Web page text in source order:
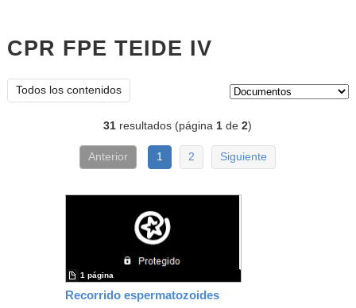
CPR FPE TEIDE IV
Todos los contenidos
31 resultados (página1 de2)
Anterior 1 2 Siguiente
Recorrido espermatozoides
1 página